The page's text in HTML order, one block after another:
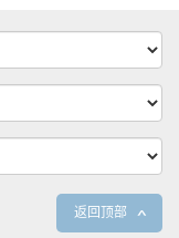
返回顶部